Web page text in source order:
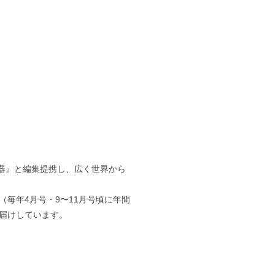
』と編集提携し、広く世界から
毎年4月号・9〜11月号頃に年間
けしています。